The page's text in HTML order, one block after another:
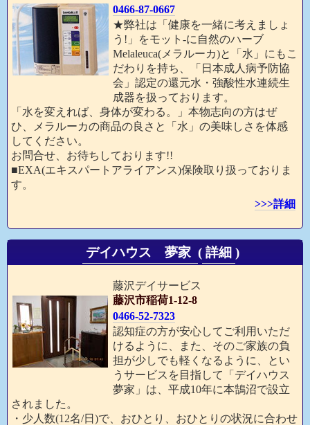
0466-87-0667
★弊社は「健康を一緒に考えましょ
う!」をモット-に自然のハーブ
Melaleuca(メラルーカ)と「水」にもこ
だわりを持ち、「日本成人病予防協
会」認定の還元水・強酸性水連続生
成器を扱っております。
「水を変えれば、身体が変わる。」本物志向の方はぜ
ひ、メラルーカの商品の良さと「水」の美味しさを体感
してください。
お問合せ、お待ちしております!!
■EXA(エキスパートアライアンス)保険取り扱っておりま
す。
>>>詳細
デイハウス 夢家 ( 詳細 )
藤沢デイサービス
藤沢市稲荷1-12-8
0466-52-7323
認知症の方が安心してご利用いただ
けるように、また、そのご家族の負
担が少しでも軽くなるように、とい
うサービスを目指して「デイハウス
夢家」は、平成10年に本鵠沼で設立
されました。
・少人数(12名/日)で、おひとり、おひとりの状況に合わせ